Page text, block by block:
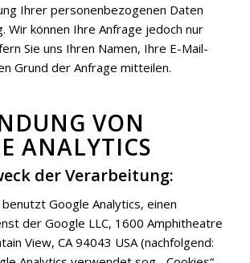
Ihrer personenbezogenen Daten
Wir können Ihre Anfrage jedoch nur
Sie uns Ihren Namen, Ihre E-Mail-
Grund der Anfrage mitteilen.
VON
ANALYTICS
der Verarbeitung:
Google Analytics, einen
der Google LLC, 1600 Amphitheatre
View, CA 94043 USA (nachfolgend: